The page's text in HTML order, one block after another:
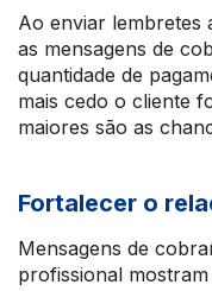
Ao enviar lembretes
as mensagens de
quantidade de
mais cedo o cliente
maiores são as
Fortalecer o
Mensagens de
profissional